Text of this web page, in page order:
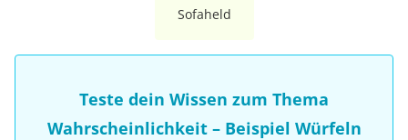
Sofaheld
Teste dein Wissen zum Thema
Wahrscheinlichkeit – Beispiel Würfeln